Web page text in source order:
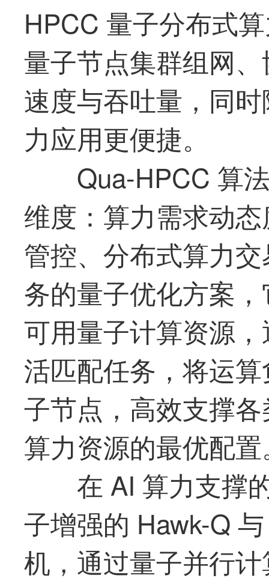
HPCC 量子分布式
量子节点集群组网
速度与吞吐量，同
力应用更便捷。
Qua-HPCC 算
维度：算力需求动
管控、分布式算力
务的量子优化方案
可用量子计算资源
活匹配任务，将运
子节点，高效支撑
算力资源的最优配
在 AI 算力支撑
子增强的 Hawk-Q
机，通过量子并行